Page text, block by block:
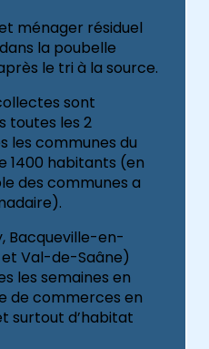
ménager résiduel
la poubelle
le tri à la source.
sont
toutes les 2
les communes du
1400 habitants (en
des communes a
Bacqueville-en-
et Val-de-Saâne)
les semaines en
de commerces en
surtout d’habitat